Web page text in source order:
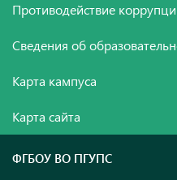
Противодействие
Сведения об
Карта кампуса
Карта сайта
ФГБОУ ВО ПГУПС